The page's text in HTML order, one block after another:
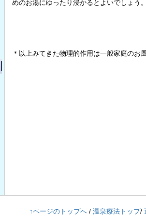
めのお湯にゆったり浸かるとよいでしょう。
＊以上みてきた物理的作用は一般家庭のお
↑ページのトップへ/ 温泉療法トップ/